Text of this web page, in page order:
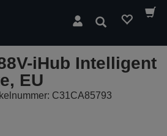
Suchen
iHub Intelligent
EU
C31CA85793